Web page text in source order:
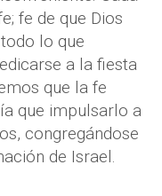
fe de que Dios
lo que
a la fiesta
que la fe
que impulsarlo a
congregándose
de Israel.